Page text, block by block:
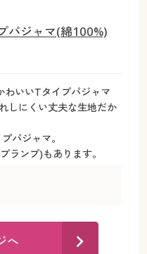
パジャマ(綿100%)
わいいTタイプパジャマ
しにくい丈夫な生地だか
パジャマ。
ランプ)もあります。
へ